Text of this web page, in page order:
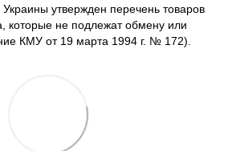
утвержден перечень товаров
которые не подлежат обмену или
КМУ от 19 марта 1994 г. № 172).